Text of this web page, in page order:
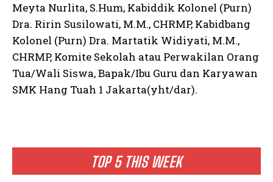
TOP 5 THIS WEEK
Meyta Nurlita, S.Hum, Kabiddik Kolonel (Purn)
Dra. Ririn Susilowati, M.M., CHRMP, Kabidbang
Kolonel (Purn) Dra. Martatik Widiyati, M.M.,
CHRMP, Komite Sekolah atau Perwakilan Orang
Tua/Wali Siswa, Bapak/Ibu Guru dan Karyawan
SMK Hang Tuah 1 Jakarta(yht/dar).